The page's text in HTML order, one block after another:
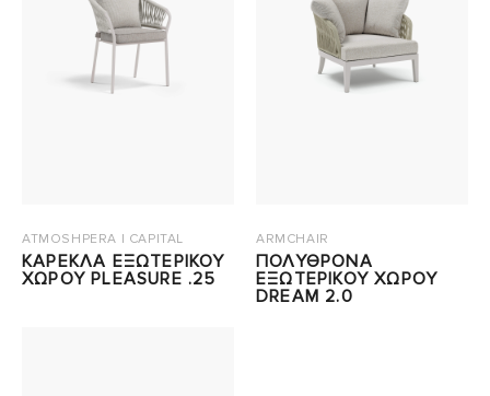
ATMOSHPERA | CAPITAL
ΚΑΡΕΚΛΑ ΕΞΩΤΕΡΙΚΟΥ
ΧΩΡΟΥ PLEASURE .25
ARMCHAIR
ΠΟΛΥΘΡΟΝΑ
ΕΞΩΤΕΡΙΚΟΥ ΧΩΡΟΥ
DREAM 2.0